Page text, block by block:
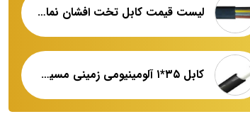
لیست قیمت کابل تخت افشان نمایندگی فروش
کابل ۳۵*۱ آلومینیومی زمینی مسین فروش عمده